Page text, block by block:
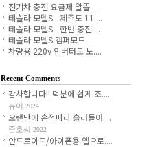
전기차 충전 요금제 알뜰....
테슬라 모델S - 제주도 11....
테슬라 모델S - 한번 충전....
테슬라 모델S 캠퍼모드.
차량용 220v 인버터로 노....
Recent Comments
감사합니다!! 덕분에 쉽게 조....
뷰이 2024
오랜만에 흔적따라 흘러들어....
준호씨 2022
안드로이드/아이폰용 앱으로....